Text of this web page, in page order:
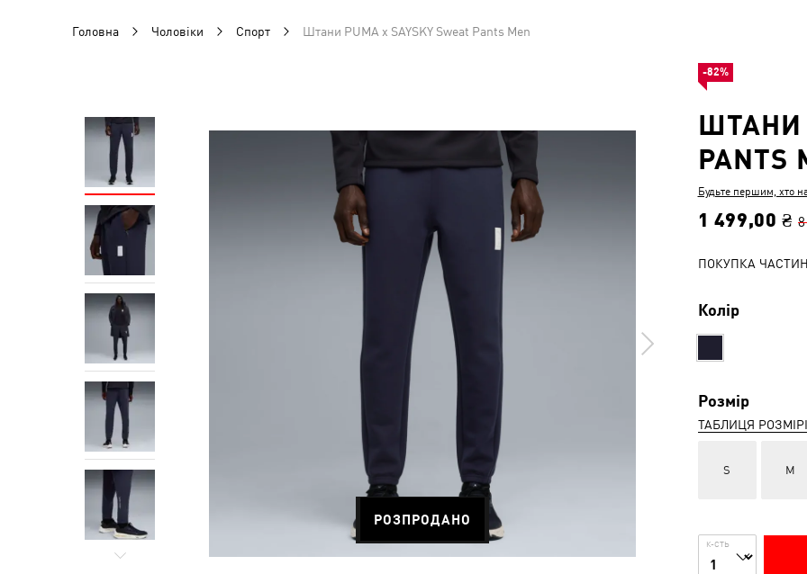
Головна Чоловіки Спорт Штани PUMA x SAYSKY Sweat Pants Men
РОЗПРОДАНО
ШТАНИ
PANTS
Будьте першим, хто
1 499,00 ₴
ПОКУПКА
Колір
Розмір
ТАБЛИЦЯ
S M
К-СТЬ
-82%